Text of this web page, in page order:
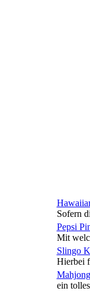
Sofern
Pepsi
Mit
Slingo
Hierbei
ein